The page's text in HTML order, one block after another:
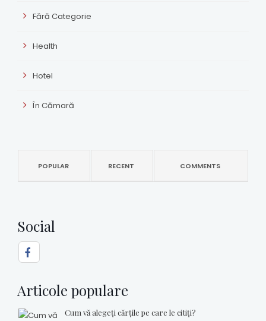
Fără Categorie
Health
Hotel
În Cămară
POPULAR RECENT COMMENTS
Social
Articole populare
Cum vă alegeţi cărţile pe care le citiţi?